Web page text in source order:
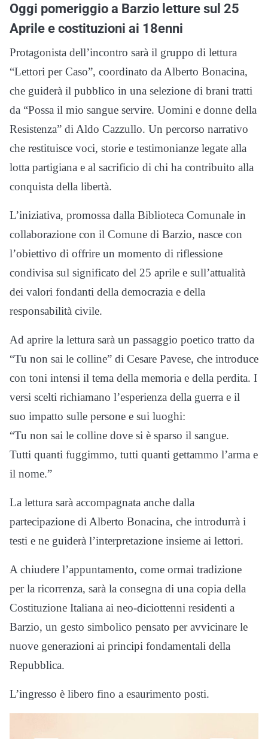
Oggi pomeriggio a Barzio letture sul 25
Aprile e costituzioni ai 18enni
Protagonista dell’incontro sarà il gruppo di lettura
“Lettori per Caso”, coordinato da Alberto Bonacina,
che guiderà il pubblico in una selezione di brani tratti
da “Possa il mio sangue servire. Uomini e donne della
Resistenza” diAldo Cazzullo. Un percorso narrativo
che restituisce voci, storie e testimonianze legate alla
lotta partigiana e al sacrificio di chi ha contribuito alla
conquista della libertà.
L’iniziativa, promossa dalla Biblioteca Comunale in
collaborazione con il Comune di Barzio, nasce con
l’obiettivo di offrire un momento di riflessione
condivisa sul significato del 25 aprile e sull’attualità
dei valori fondanti della democrazia e della
responsabilità civile.
Ad aprire la lettura sarà un passaggio poetico tratto da
“Tu non sai le colline” di Cesare Pavese, che introduce
con toni intensi il tema della memoria e della perdita. I
versi scelti richiamano l’esperienza della guerra e il
suo impatto sulle persone e sui luoghi:
“Tu non sai le colline dove si è sparso il sangue.
Tutti quanti fuggimmo, tutti quanti gettammo l’arma e
il nome.”
La lettura sarà accompagnata anche dalla
partecipazione di Alberto Bonacina, che introdurrà i
testi e ne guiderà l’interpretazione insieme ai lettori.
A chiudere l’appuntamento, come ormai tradizione
per la ricorrenza, sarà la consegna di una copia della
Costituzione Italiana ai neo-diciottenni residenti a
Barzio, un gesto simbolico pensato per avvicinare le
nuove generazioni ai principi fondamentali della
Repubblica.
L’ingresso è libero fino a esaurimento posti.